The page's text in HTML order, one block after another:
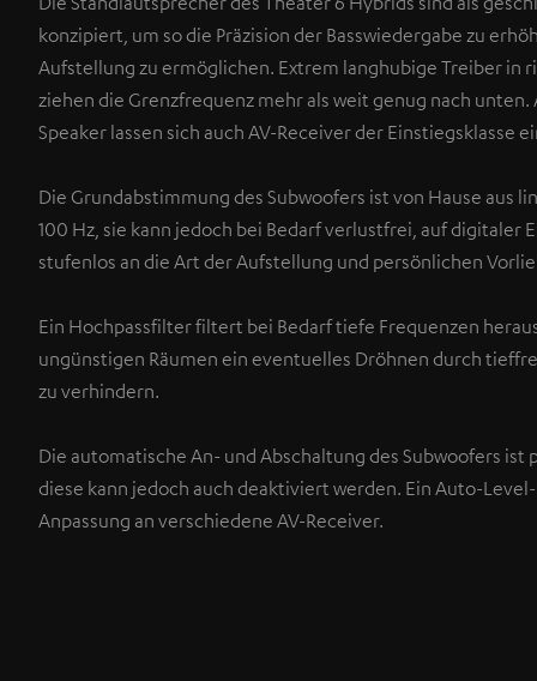
konzipiert, um so die Präzision der Basswiedergabe zu
Aufstellung zu ermöglichen. Extrem langhubige Treiber in
ziehen die Grenzfrequenz mehr als weit genug nach
Speaker lassen sich auch AV-Receiver der Einstiegsklasse
Die Grundabstimmung des Subwoofers ist von Hause aus
100 Hz, sie kann jedoch bei Bedarf verlustfrei, auf digitaler
stufenlos an die Art der Aufstellung und persönlichen
Ein Hochpassfilter filtert bei Bedarf tiefe Frequenzen
ungünstigen Räumen ein eventuelles Dröhnen durch
zu verhindern.
Die automatische An- und Abschaltung des Subwoofers ist
diese kann jedoch auch deaktiviert werden. Ein Auto-
Anpassung an verschiedene AV-Receiver.